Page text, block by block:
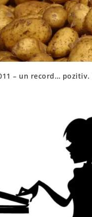
– un record… pozitiv.